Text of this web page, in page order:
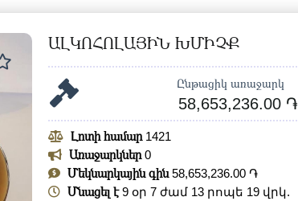
ԱԼԿՈՀՈԼԱՅԻՆ ԽՄԻՉՔ
Ընթացիկ առաջարկ
58,653,236.00 ֏
Լոտի համար 1421
Առաջարկներ 0
Մեկնարկային գին58,653,236.00 ֏
Մնացել է 9 օր 7 ժամ 13 րոպե 18 վրկ.